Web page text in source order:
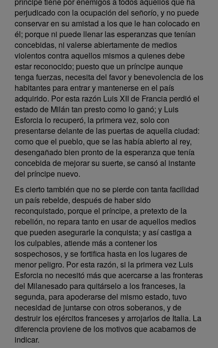
perjudicado con la ocupación del señorío, y no puede
conservar en su amistad a los que le han colocado en
él; porque ni puede llenar las esperanzas que tenían
concebidas, ni valerse abiertamente de medios
violentos contra aquellos mismos a quienes debe
estar reconocido; puesto que un príncipe aunque
tenga fuerzas, necesita del favor y benevolencia de los
habitantes para entrar y mantenerse en el país
adquirido. Por esta razón Luis XII de Francia perdió el
estado de Milán tan presto como lo ganó; y Luis
Esforcia lo recuperó, la primera vez, solo con
presentarse delante de las puertas de aquella ciudad:
como que el pueblo, que se las había abierto al rey,
desengañado bien pronto de la esperanza que tenía
concebida de mejorar su suerte, se cansó al instante
del príncipe nuevo.
Es cierto también que no se pierde con tanta facilidad
un país rebelde, después de haber sido
reconquistado, porque el príncipe, a pretexto de la
rebelión, no repara tanto en usar de aquellos medios
que pueden asegurarle la conquista; y así castiga a
los culpables, atiende más a contener los
sospechosos, y se fortifica hasta en los lugares de
menor peligro. Por esta razón, si la primera vez Luis
Esforcia no necesitó más que acercarse a las fronteras
del Milanesado para quitárselo a los franceses, la
segunda, para apoderarse del mismo estado, tuvo
necesidad de juntarse con otros soberanos, y de
destruir los ejércitos franceses y arrojarlos de Italia. La
diferencia proviene de los motivos que acabamos de
indicar.